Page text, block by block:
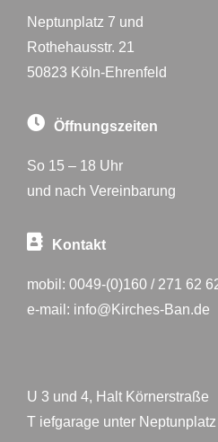
Neptunplatz 7 und
Rothehausstr. 21
50823 Köln-Ehrenfeld
Öffnungszeiten
So 15 – 18 Uhr
und nach Vereinbarung
Kontakt
mobil: 0049-(0)160 / 271 62
e-mail: info@Kirches-Ban.de
U 3 und 4, Halt Körnerstraße
T iefgarage unter Neptunplatz